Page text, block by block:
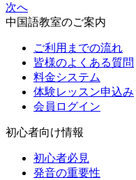
次へ
中国語教室のご案内
ご利用までの流れ
皆様のよくある質問
料金システム
体験レッスン申込み
会員ログイン
初心者向け情報
初心者必見
発音の重要性